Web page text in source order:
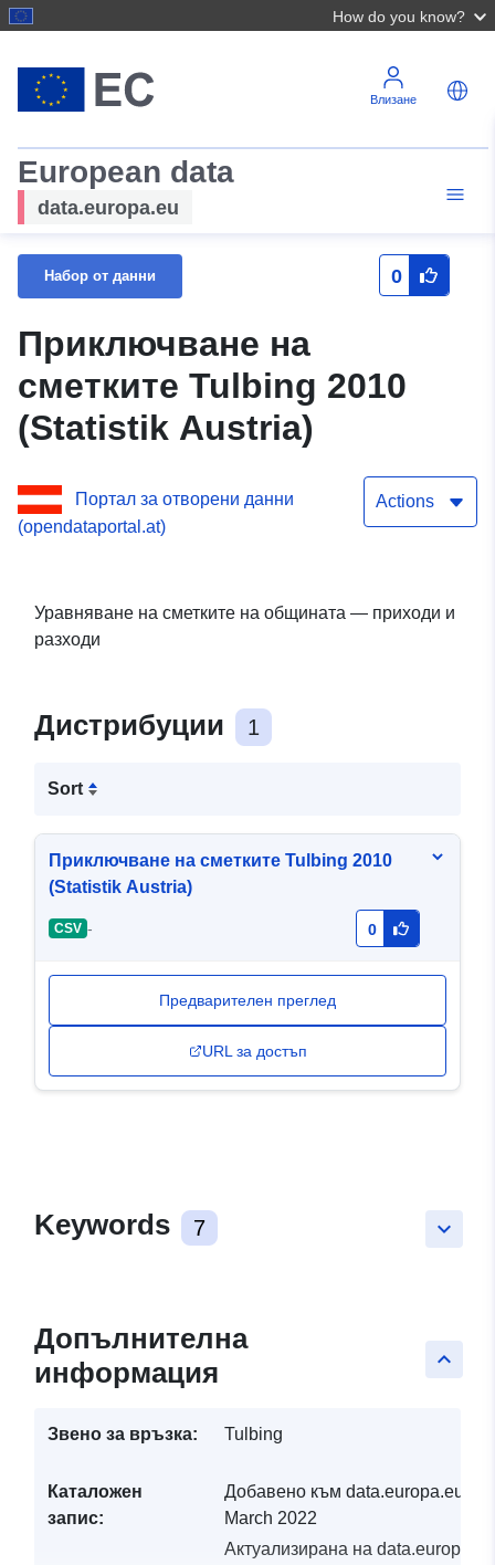
How do you know?
Влизане
European data
data.europa.eu
Набор от данни 0
Приключване на
сметките Tulbing 2010
(Statistik Austria)
Портал за отворени данни
(opendataportal.at)
Actions
Уравняване на сметките на общината — приходи и
разходи
Дистрибуции 1
Sort
Приключване на сметките Tulbing 2010
(Statistik Austria)
CSV - 0
Предварителен преглед
URL за достъп
keyboard_arrow_down
Keywords 7
keyboard_arrow_up
Допълнителна
информация
Звено за връзка: Tulbing
Каталожен
запис:
Добавено към data.europa.eu:
March 2022
Актуализирана на